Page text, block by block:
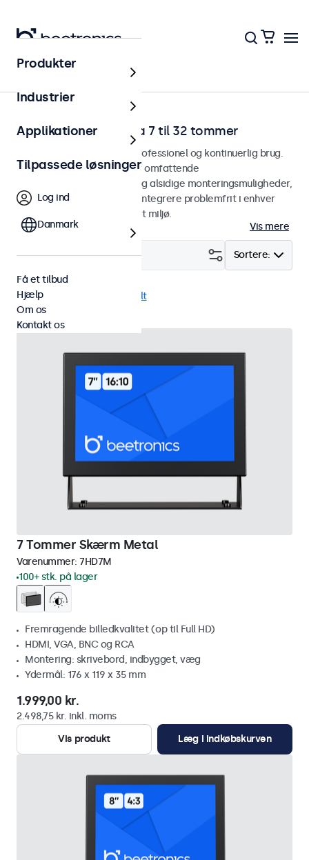
Hjem
RCA-videoskærme fra 7 til 32 tommer
RCA-skærme designet til professionel og kontinuerlig brug.
Vores RCA-skærme tilbyder omfattende
konfigurationsmuligheder og alsidige monteringsmuligheder,
hvilket gør dem nemme at integrere problemfrit i enhver
anvendelsesform og ethvert miljø.
Vis mere
Sortere:
Filter (23)
RCA Fjern alt
7 Tommer Skærm Metal
Varenummer: 7HD7M
100+ stk. på lager
Fremragende billedkvalitet (op til Full HD)
HDMI, VGA, BNC og RCA
Montering: skrivebord, indbygget, væg
Ydermål: 176 x 119 x 35 mm
1.999,00 kr.
2.498,75 kr. inkl. moms
Vis produkt
Læg i indkøbskurven
Produkter
Industrier
Applikationer
Tilpassede løsninger
Log ind
Danmark
Få et tilbud
Hjælp
Om os
Kontakt os